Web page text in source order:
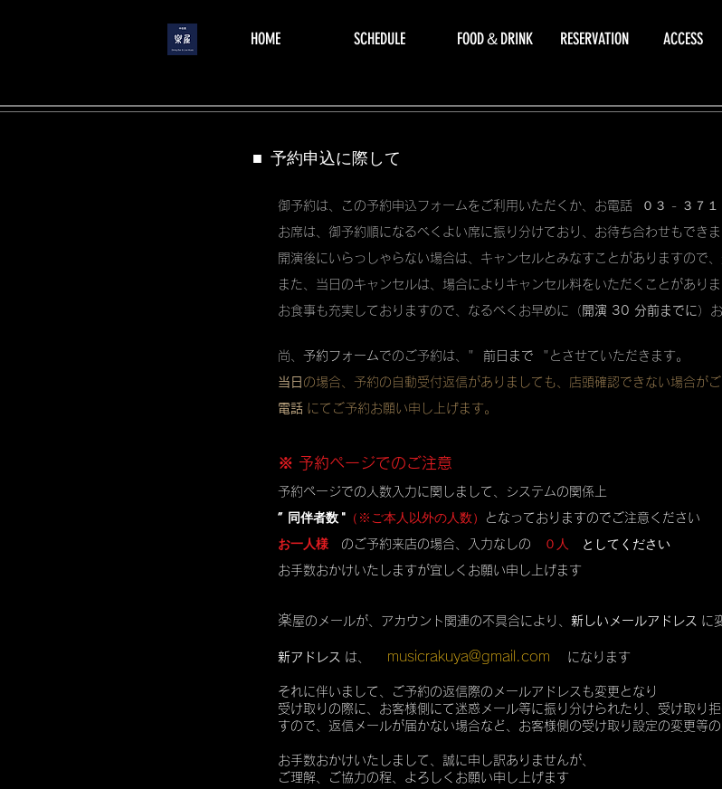
menu HOME SCHEDULE FOOD＆DRINK RESERVATION ACCESS
■ 予約申込に際して
御予約は、この予約申込フォームをご利用いただくか、お電話 ０３ - ３７１
お席は、御予約順になるべくよい席に振り分けており、お待ち合わせもできま
開演後にいらっしゃらない場合は、キャンセルとみなすことがありますので
また、当日のキャンセルは、場合によりキャンセル料をいただくことがありま
お食事も充実しておりますので、なるべくお早めに（ 開演 30 分前までに）
尚、 予約フォームでのご予約は、" 前日まで "とさせていただきます。
当日 の場合、予約の自動受付返信がありましても、店頭確認できない場合がご
電話 にてご予約お願い申し上げます。
※ 予約ページでのご注意
予約ページでの人数入力に関しまして、システムの関係上
” 同伴者数 " （※ご本人以外の人数） となっておりますのでご注意ください
お一人様 のご予約来店の場合、入力なしの ０人 としてください
お手数おかけいたしますが宜しくお願い申し上げます
楽屋のメールが、アカウント関連の不具合により、 新しいメールアドレス に
新アドレス は、 musicrakuya@gmail.com になります
それに伴いまして、ご予約の返信際のメールアドレスも変更となり
受け取りの際に、お客様側にて迷惑メール等に振り分けられたり、受け取り
すので、返信メールが届かない場合など、お客様側の受け取り設定の変更等
お手数おかけいたしまして、誠に申し訳ありませんが、
ご理解、ご協力の程、よろしくお願い申し上げます